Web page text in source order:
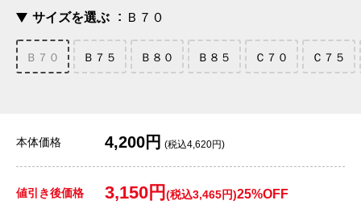
サイズを選ぶ Ｂ７０
Ｂ７０ Ｂ７５ Ｂ８０ Ｂ８５ Ｃ７０ Ｃ７５
本体価格 4,200円 (税込4,620円)
値引き後価格 3,150円 (税込3,465円)25%OFF